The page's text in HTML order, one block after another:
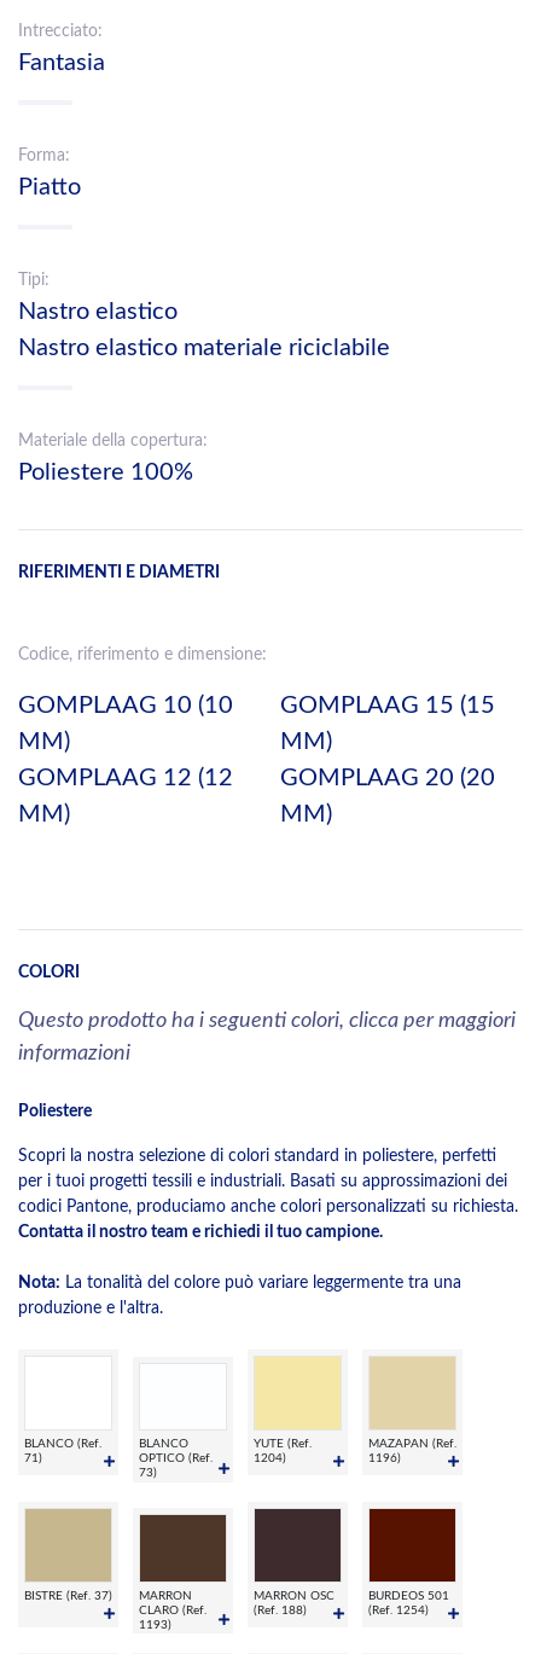
Intrecciato:
Fantasia
Forma:
Piatto
Tipi:
Nastro elastico
Nastro elastico materiale riciclabile
Materiale della copertura:
Poliestere 100%
RIFERIMENTI E DIAMETRI
Codice, riferimento e dimensione:
GOMPLAAG 10 (10
MM)
GOMPLAAG 12 (12
MM)
GOMPLAAG 15 (15
MM)
GOMPLAAG 20 (20
MM)
COLORI
Questo prodotto ha i seguenti colori, clicca per maggiori
informazioni
Poliestere
Scopri la nostra selezione di colori standard in poliestere, perfetti
per i tuoi progetti tessili e industriali. Basati su approssimazioni dei
codici Pantone, produciamo anche colori personalizzati su richiesta.
Contatta il nostro team e richiedi il tuo campione.
Nota: La tonalità del colore può variare leggermente tra una
produzione e l'altra.
BLANCO (Ref.
71)
BLANCO
OPTICO (Ref.
73)
YUTE (Ref.
1204)
MAZAPAN (Ref.
1196)
BISTRE (Ref. 37)
MARRON
CLARO (Ref.
1193)
MARRON OSC
(Ref. 188)
BURDEOS 501
(Ref. 1254)